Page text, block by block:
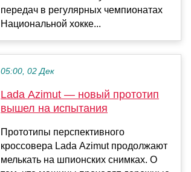
передач в регулярных чемпионатах
Национальной хокке...
05:00, 02 Дек
Lada Azimut — новый прототип
вышел на испытания
Прототипы перспективного
кроссовера Lada Azimut продолжают
мелькать на шпионских снимках. О